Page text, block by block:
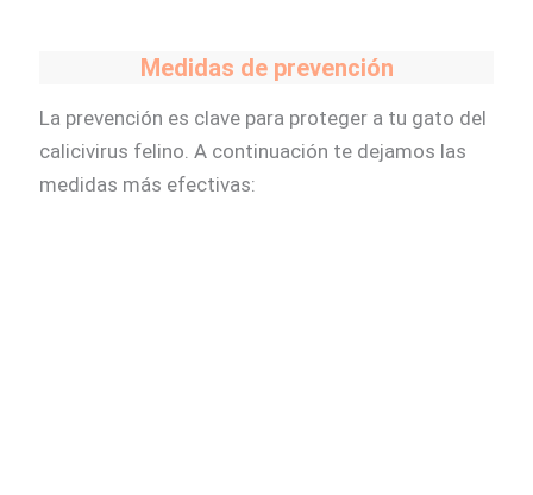
Medidas de prevención
La prevención es clave para proteger a tu gato del
calicivirus felino. A continuación te dejamos las
medidas más efectivas: